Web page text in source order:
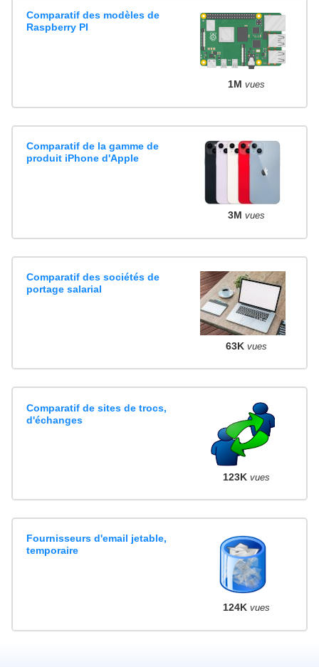
Comparatif des modèles de
Raspberry PI
1M vues
Comparatif de la gamme de
produit iPhone d'Apple
3M vues
Comparatif des sociétés de
portage salarial
63K vues
Comparatif de sites de trocs,
d'échanges
123K vues
Fournisseurs d'email jetable,
temporaire
124K vues